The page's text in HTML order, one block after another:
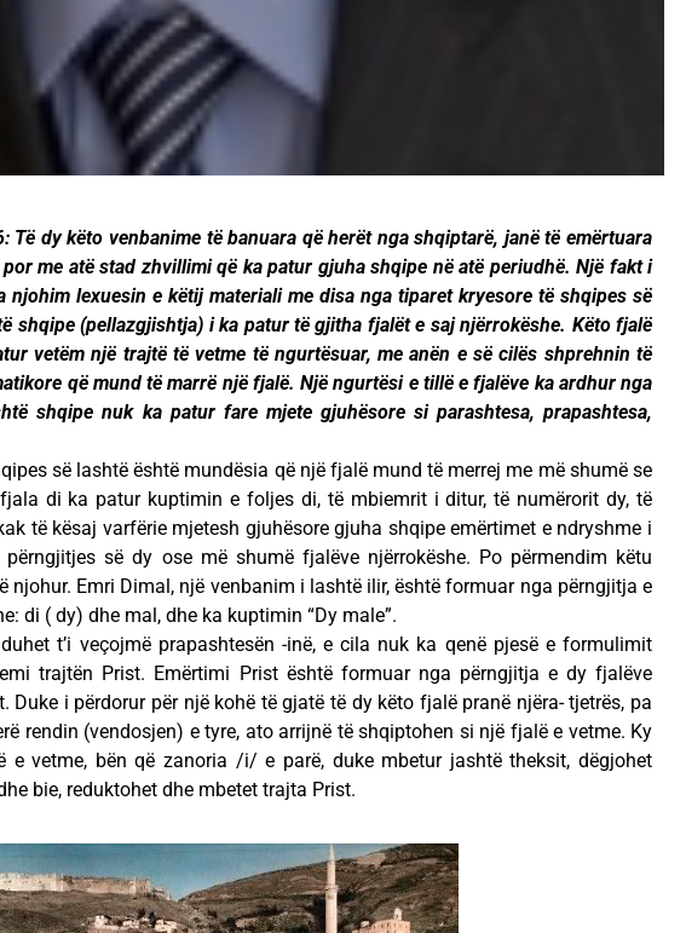
Të dy këto venbanime të banuara që herët nga shqiptarë, janë të emërtuara
me atë stad zhvillimi që ka patur gjuha shqipe në atë periudhë. Një fakt i
njohim lexuesin e këtij materiali me disa nga tiparet kryesore të shqipes së
shqipe (pellazgjishtja) i ka patur të gjitha fjalët e saj njërrokëshe. Këto fjalë
vetëm një trajtë të vetme të ngurtësuar, me anën e së cilës shprehnin të
që mund të marrë një fjalë. Një ngurtësi e tillë e fjalëve ka ardhur nga
shqipe nuk ka patur fare mjete gjuhësore si parashtesa, prapashtesa,
së lashtë është mundësia që një fjalë mund të merrej me më shumë se
di ka patur kuptimin e foljes di, të mbiemrit i ditur, të numërorit dy, të
të kësaj varfërie mjetesh gjuhësore gjuha shqipe emërtimet e ndryshme i
së dy ose më shumë fjalëve njërrokëshe. Po përmendim këtu
njohur. Emri Dimal, një venbanim i lashtë ilir, është formuar nga përngjitja e
di ( dy) dhe mal, dhe ka kuptimin “Dy male”.
t’i veçojmë prapashtesën -inë, e cila nuk ka qenë pjesë e formulimit
trajtën Prist. Emërtimi Prist është formuar nga përngjitja e dy fjalëve
Duke i përdorur për një kohë të gjatë të dy këto fjalë pranë njëra- tjetrës, pa
rendin (vendosjen) e tyre, ato arrijnë të shqiptohen si një fjalë e vetme. Ky
vetme, bën që zanoria /i/ e parë, duke mbetur jashtë theksit, dëgjohet
bie, reduktohet dhe mbetet trajta Prist.